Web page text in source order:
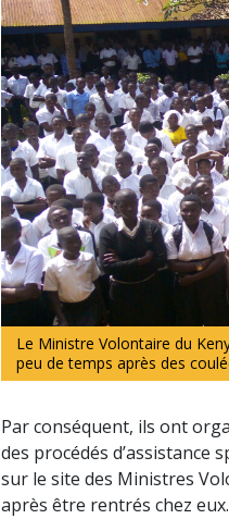
Le Ministre Volontaire du
peu de temps après des
Par conséquent, ils ont
des procédés d’assistance
sur le site des Ministres
après être rentrés chez eux.